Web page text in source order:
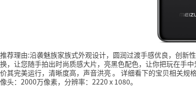
推荐理由:沿袭魅族家族式外观设计，圆润过渡手感优良，创新
换，让您随手拍出时尚质感大片，亮黑色配色，让你把玩在手中
价其完美运行，清晰度高，声音洪亮 。 详细看下的宝贝相关规
像头：2000万像素，分辨率：2220 x 1080。